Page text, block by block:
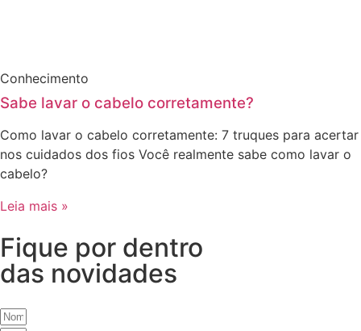
Conhecimento
Sabe lavar o cabelo corretamente?
Como lavar o cabelo corretamente: 7 truques para acertar
nos cuidados dos fios Você realmente sabe como lavar o
cabelo?
Leia mais »
Fique por dentro
das novidades